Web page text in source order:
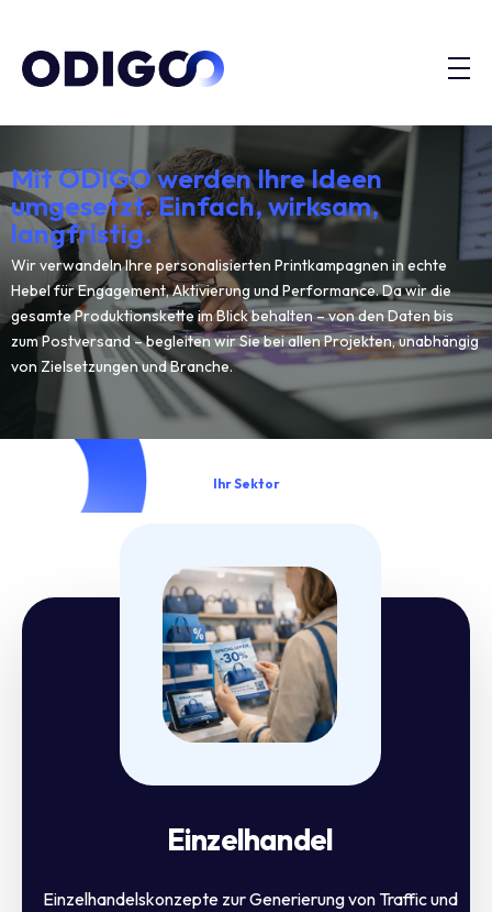
Mit ODIGO werden Ihre Ideen
umgesetzt. Einfach, wirksam,
langfristig.
Wir verwandeln Ihre personalisierten Printkampagnen in echte
Hebel für Engagement, Aktivierung und Performance. Da wir die
gesamte Produktionskette im Blick behalten – von den Daten bis
zum Postversand – begleiten wir Sie bei allen Projekten, unabhängig
von Zielsetzungen und Branche.
Ihr Sektor
Einzelhandel
Einzelhandelskonzepte zur Generierung von Traffic und